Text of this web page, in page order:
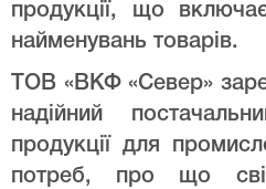
продукції, що
найменувань товарів.
ТОВ «ВКФ «Север»
надійний
продукції для
потреб, про що